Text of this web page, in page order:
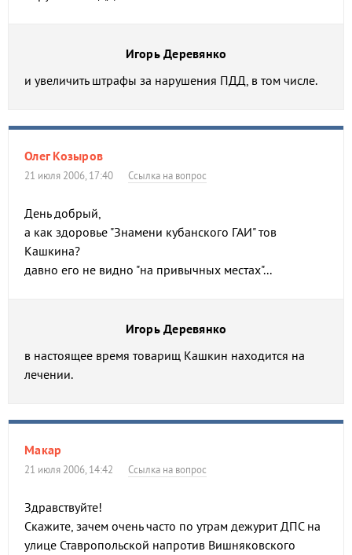
Игорь Деревянко
и увеличить штрафы за нарушения ПДД, в том числе.
Олег Козыров
21 июля 2006, 17:40 Ссылка на вопрос
День добрый,
а как здоровье "Знамени кубанского ГАИ" тов
Кашкина?
давно его не видно "на привычных местах"...
Игорь Деревянко
в настоящее время товарищ Кашкин находится на
лечении.
Макар
21 июля 2006, 14:42 Ссылка на вопрос
Здравствуйте!
Скажите, зачем очень часто по утрам дежурит ДПС на
улице Ставропольской напротив Вишняковского